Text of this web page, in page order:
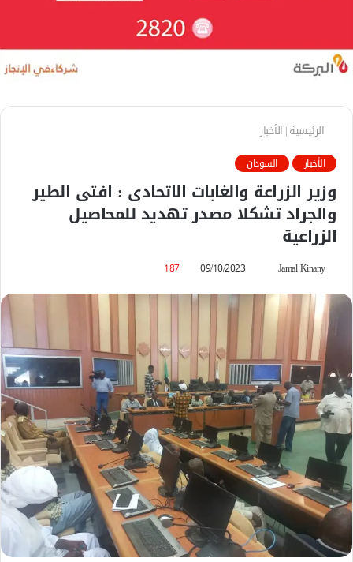
الرئيسية| الأخبار
الأخبار السودان
وزير الزراعة والغابات الاتحادى : افتى الطير
والجراد تشكلا مصدر تهديد للمحاصيل
الزراعية
Jamal Kinany
س
ل
ر
ي
د
ا
إ
ل
ك
ت
ر
و
ن
09/10/2023
187